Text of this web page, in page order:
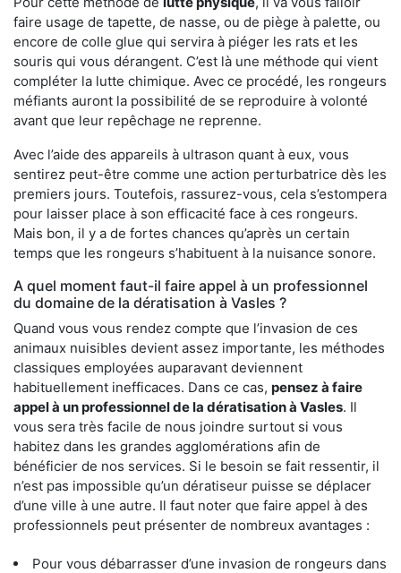
faire usage de tapette, de nasse, ou de piège à palette, ou
encore de colle glue qui servira à piéger les rats et les
souris qui vous dérangent. C’est là une méthode qui vient
compléter la lutte chimique. Avec ce procédé, les rongeurs
méfiants auront la possibilité de se reproduire à volonté
avant que leur repêchage ne reprenne.
Avec l’aide des appareils à ultrason quant à eux, vous
sentirez peut-être comme une action perturbatrice dès les
premiers jours. Toutefois, rassurez-vous, cela s’estompera
pour laisser place à son efficacité face à ces rongeurs.
Mais bon, il y a de fortes chances qu’après un certain
temps que les rongeurs s’habituent à la nuisance sonore.
A quel moment faut-il faire appel à un professionnel
du domaine de la dératisation à Vasles ?
Quand vous vous rendez compte que l’invasion de ces
animaux nuisibles devient assez importante, les méthodes
classiques employées auparavant deviennent
habituellement inefficaces. Dans ce cas, pensez à faire
appel à un professionnel de la dératisation à Vasles. Il
vous sera très facile de nous joindre surtout si vous
habitez dans les grandes agglomérations afin de
bénéficier de nos services. Si le besoin se fait ressentir, il
n’est pas impossible qu’un dératiseur puisse se déplacer
d’une ville à une autre. Il faut noter que faire appel à des
professionnels peut présenter de nombreux avantages :
Pour vous débarrasser d’une invasion de rongeurs dans